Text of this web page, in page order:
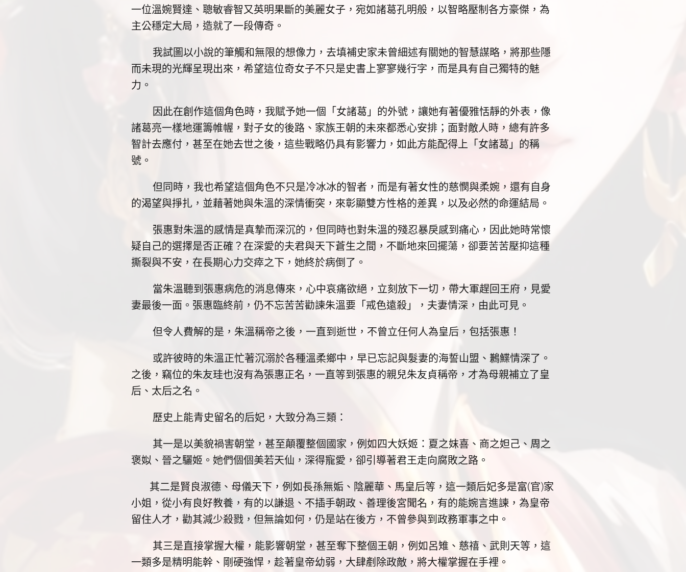
一位溫婉賢達、聰敏睿智又英明果斷的美麗女子，宛如諸葛孔明般，以智略壓制各方豪傑，為
主公穩定大局，造就了一段傳奇。
我試圖以小說的筆觸和無限的想像力，去填補史家未曾細述有關她的智慧謀略，將那些隱
而未現的光輝呈現出來，希望這位奇女子不只是史書上寥寥幾行字，而是具有自己獨特的魅
力。
因此在創作這個角色時，我賦予她一個「女諸葛」的外號，讓她有著優雅恬靜的外表，像
諸葛亮一樣地運籌帷幄，對子女的後路、家族王朝的未來都悉心安排；面對敵人時，總有許多
智計去應付，甚至在她去世之後，這些戰略仍具有影響力，如此方能配得上「女諸葛」的稱
號。
但同時，我也希望這個角色不只是冷冰冰的智者，而是有著女性的慈憫與柔婉，還有自身
的渴望與掙扎，並藉著她與朱溫的深情衝突，來彰顯雙方性格的差異，以及必然的命運結局。
張惠對朱溫的感情是真摯而深沉的，但同時也對朱溫的殘忍暴戾感到痛心，因此她時常懷
疑自己的選擇是否正確？在深愛的夫君與天下蒼生之間，不斷地來回擺蕩，卻要苦苦壓抑這種
撕裂與不安，在長期心力交瘁之下，她終於病倒了。
當朱溫聽到張惠病危的消息傳來，心中哀痛欲絕，立刻放下一切，帶大軍趕回王府，見愛
妻最後一面。張惠臨終前，仍不忘苦苦勸諫朱溫要「戒色遠殺」，夫妻情深，由此可見。
但令人費解的是，朱溫稱帝之後，一直到逝世，不曾立任何人為皇后，包括張惠！
或許彼時的朱溫正忙著沉溺於各種溫柔鄉中，早已忘記與髮妻的海誓山盟、鶼鰈情深了。
之後，竊位的朱友珪也沒有為張惠正名，一直等到張惠的親兒朱友貞稱帝，才為母親補立了皇
后、太后之名。
歷史上能青史留名的后妃，大致分為三類：
其一是以美貌禍害朝堂，甚至顛覆整個國家，例如四大妖姬：夏之妺喜、商之妲己、周之
褒姒、晉之驪姬。她們個個美若天仙，深得寵愛，卻引導著君王走向腐敗之路。
其二是賢良淑德、母儀天下，例如長孫無姤、陰麗華、馬皇后等，這一類后妃多是富(官)家
小姐，從小有良好教養，有的以謙退、不插手朝政、善理後宮聞名，有的能婉言進諫，為皇帝
留住人才，勸其減少殺戮，但無論如何，仍是站在後方，不曾參與到政務軍事之中。
其三是直接掌握大權，能影響朝堂，甚至奪下整個王朝，例如呂雉、慈禧、武則天等，這
一類多是精明能幹、剛硬強悍，趁著皇帝幼弱，大肆剷除政敵，將大權掌握在手裡。